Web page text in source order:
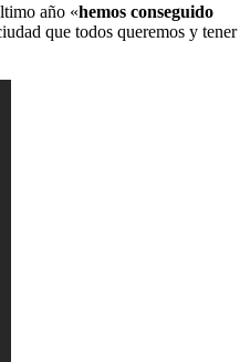
año «hemos conseguido
que todos queremos y tener